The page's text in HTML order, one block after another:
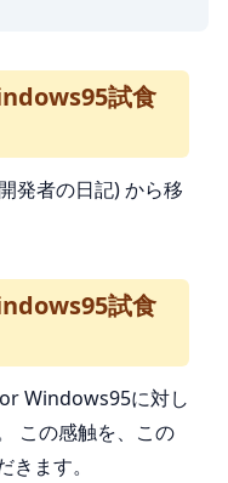
試食
発者の日記) から移
試食
Windows95に対し
この感触を、この
ます。